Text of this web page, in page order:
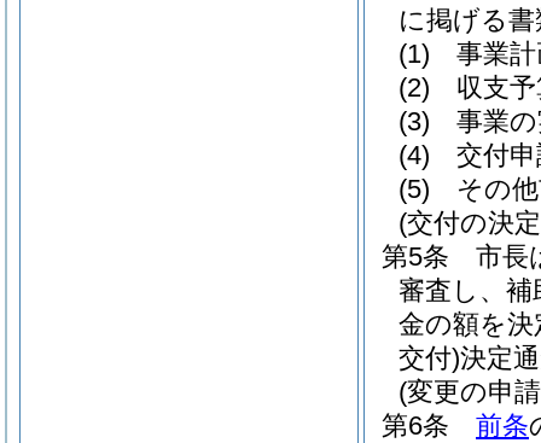
に掲げる
(1)
事業
(2)
収支
(3)
事業
(4)
交付
(5)
その
(交付の決
第5条
市長
審査し、
金の額を決
交付)決定
(変更の申
第6条
前条